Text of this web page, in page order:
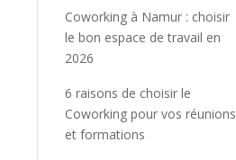
Coworking à Namur : choisir
le bon espace de travail en
2026
6 raisons de choisir le
Coworking pour vos réunions
et formations